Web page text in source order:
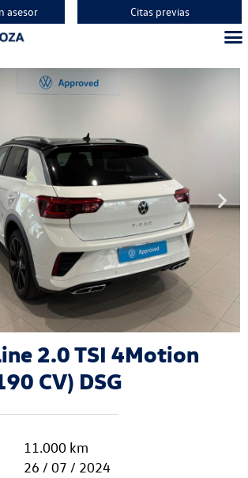
asesor Citas previas
2.0 TSI 4Motion
CV) DSG
11.000 km
26 / 07 / 2024